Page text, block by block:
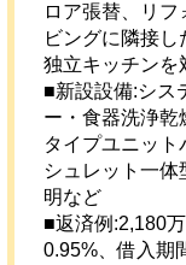
ロア張替、リ
ビングに隣接し
独立キッチンを
■新設設備:シス
ー・食器洗浄
タイプユニット
シュレット一
明など
■返済例:2,180
0.95%、借入期